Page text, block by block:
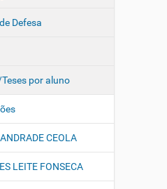
Defesa
por aluno
CEOLA
LEITE FONSECA